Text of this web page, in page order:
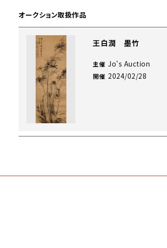
オークション取扱作品
王白潤 墨竹
主催 Jo's Auction
開催 2024/02/28